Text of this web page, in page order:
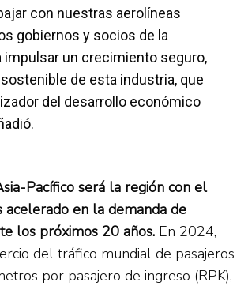
con nuestras aerolíneas
gobiernos y socios de la
impulsar un crecimiento seguro,
de esta industria, que
del desarrollo económico
Pacífico será la región con el
acelerado en la demanda de
los próximos 20 años. En 2024,
del tráfico mundial de pasajeros
por pasajero de ingreso (RPK),